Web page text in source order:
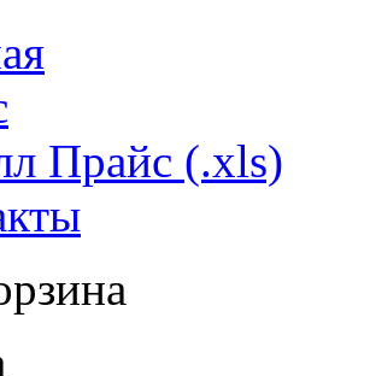
Прайс (.xls)